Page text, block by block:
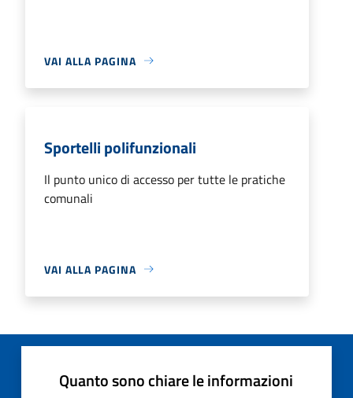
VAI ALLA PAGINA
Sportelli polifunzionali
Il punto unico di accesso per tutte le pratiche
comunali
VAI ALLA PAGINA
Quanto sono chiare le informazioni